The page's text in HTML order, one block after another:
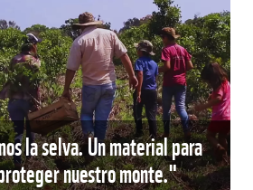
la selva. Un material para
nuestro monte."